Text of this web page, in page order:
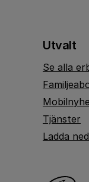
Utvalt
Se alla
Tjänster
Ladda